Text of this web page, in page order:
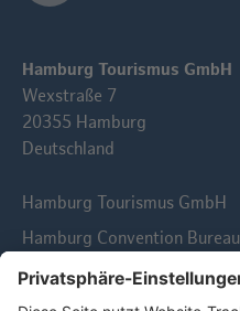
Hamburg Tourismus GmbH
Wexstraße 7
20355 Hamburg
Deutschland
Hamburg Tourismus GmbH
Hamburg Convention Bureau